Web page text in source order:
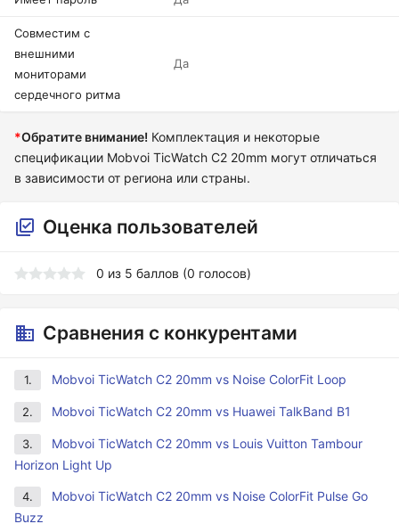
Совместим с
внешними
мониторами
сердечного ритма
Да
*Обратите внимание! Комплектация и некоторые
спецификации Mobvoi TicWatch C2 20mm могут отличаться
в зависимости от региона или страны.
Оценка пользователей
0 из 5 баллов (0 голосов)
Сравнения с конкурентами
1. Mobvoi TicWatch C2 20mm vs Noise ColorFit Loop
2. Mobvoi TicWatch C2 20mm vs Huawei TalkBand B1
3.
Mobvoi TicWatch C2 20mm vs Louis Vuitton Tambour
Horizon Light Up
4.
Mobvoi TicWatch C2 20mm vs Noise ColorFit Pulse Go
Buzz